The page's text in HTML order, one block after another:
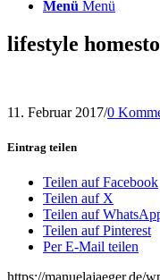
Menü Menü
lifestyle
11. Februar 2017/0
Eintrag teilen
Teilen auf Facebook
Teilen auf X
Teilen auf
Teilen auf Pinterest
Per E-Mail teilen